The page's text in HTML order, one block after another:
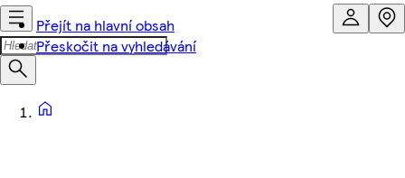
Přejít na hlavní obsah
Přeskočit na vyhledávání